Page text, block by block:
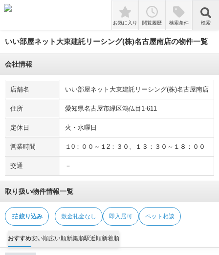
検索
お気に入り 閲覧履歴 検索条件 検索
いい部屋ネット大東建託リーシング(株)名古屋南店の物件一覧
会社情報
店舗名 いい部屋ネット大東建託リーシング(株)名古屋南店
住所 愛知県名古屋市緑区鴻仏目1-611
定休日 火・水曜日
営業時間 １0：００～１2：３０、１３：３０～１８：００
交通 －
取り扱い物件情報一覧
tune絞り込み 敷金礼金なし 即入居可 ペット相談
おすすめ安い順広い順新築順駅近順新着順
tune 即入居可 ペット相談